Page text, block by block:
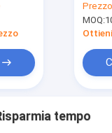
dello
MOQ:
tempo